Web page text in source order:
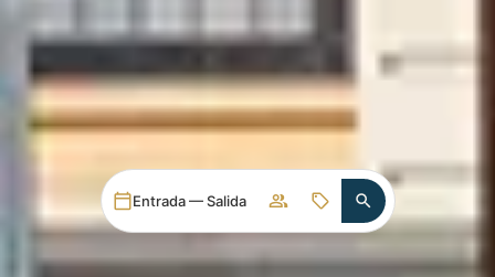
Entrada — Salida